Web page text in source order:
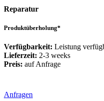
Reparatur
Produktüberholung*
Verfügbarkeit: Leistung
Lieferzeit: 2-3 weeks
Preis: auf Anfrage
Anfragen